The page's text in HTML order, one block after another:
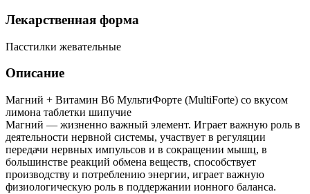
Лекарственная форма
Пасстилки жевательные
Описание
Магний + Витамин В6 МультиФорте (MultiForte) со вкусом
лимона таблетки шипучие
Магний — жизненно важный элемент. Играет важную роль в
деятельности нервной системы, участвует в регуляции
передачи нервных импульсов и в сокращении мышц, в
большинстве реакций обмена веществ, способствует
производству и потреблению энергии, играет важную
физиологическую роль в поддержании ионного баланса.